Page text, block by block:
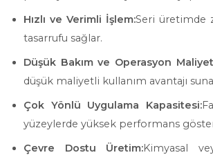
Hızlı ve Verimli İşlem:Seri üretimde
tasarrufu sağlar.
Düşük Bakım ve Operasyon
düşük maliyetli kullanım avantajı
Çok Yönlü Uygulama Kapasitesi:
yüzeylerde yüksek performans
Çevre Dostu Üretim:Kimyasal